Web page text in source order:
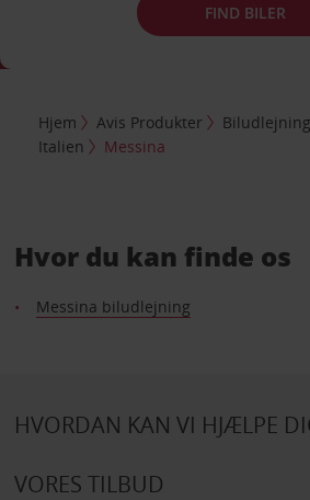
FIND BILER
Hjem Avis Produkter Biludlejning
Italien
Messina
Hvor du kan finde os
Messina biludlejning
HVORDAN KAN VI HJÆLPE
VORES TILBUD